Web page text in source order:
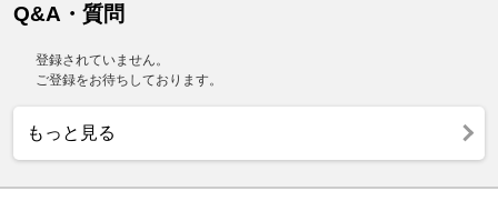
Q&A・質問
登録されていません。
ご登録をお待ちしております。
もっと見る